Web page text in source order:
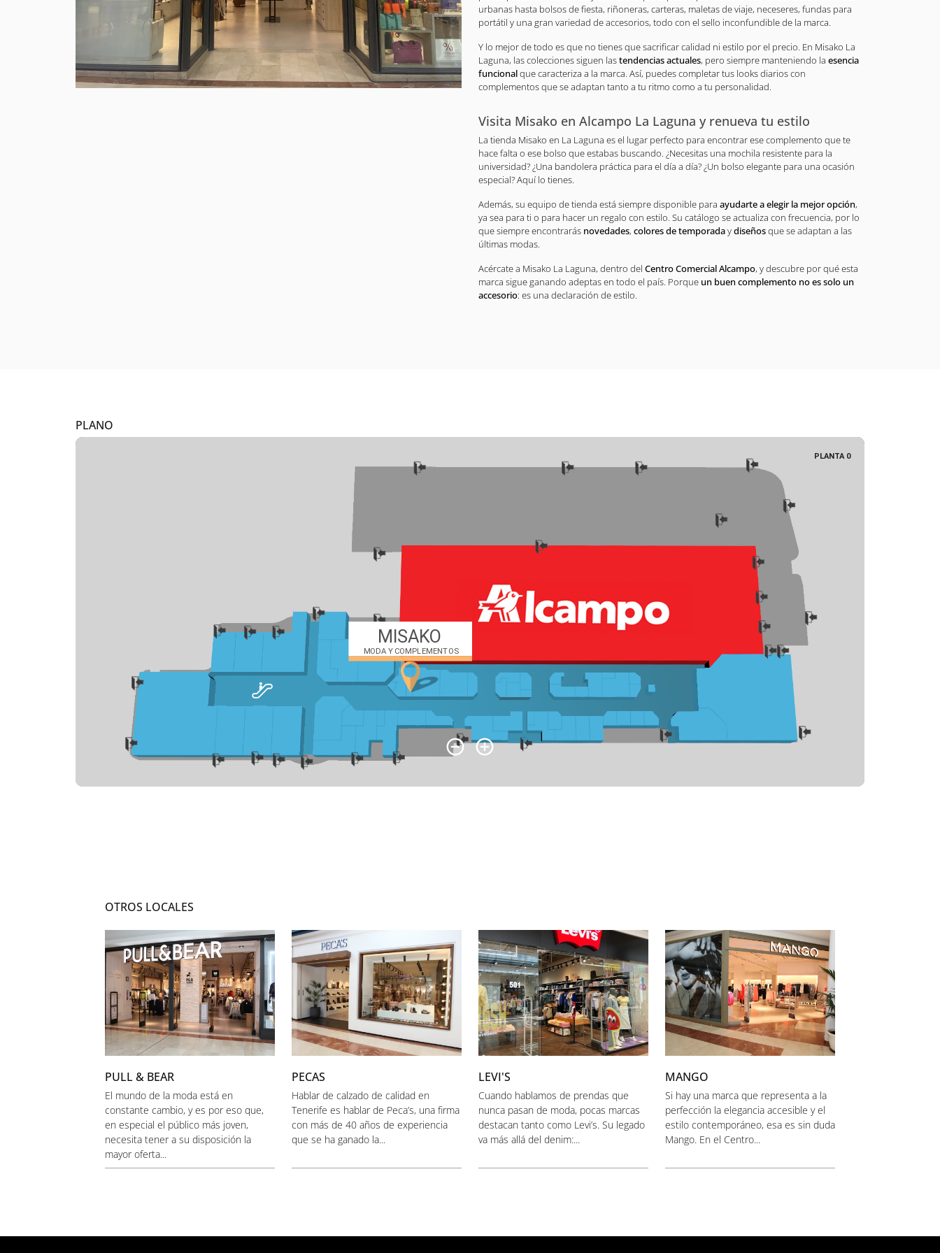
urbanas hasta bolsos de fiesta, riñoneras, carteras, maletas de viaje, neceseres, fundas para
portátil y una gran variedad de accesorios, todo con el sello inconfundible de la marca.
Y lo mejor de todo es que no tienes que sacrificar calidad ni estilo por el precio. En Misako La
Laguna, las colecciones siguen lastendencias actuales, pero siempre manteniendo la esencia
funcionalque caracteriza a la marca. Así, puedes completar tus looks diarios con
complementos que se adaptan tanto a tu ritmo como a tu personalidad.
Visita Misako en Alcampo La Laguna y renueva tu estilo
La tienda Misako en La Laguna es el lugar perfecto para encontrar ese complemento que te
hace falta o ese bolso que estabas buscando. ¿Necesitas una mochila resistente para la
universidad? ¿Una bandolera práctica para el día a día? ¿Un bolso elegante para una ocasión
especial? Aquí lo tienes.
Además, su equipo de tienda está siempre disponible para ayudarte a elegir la mejor opción,
ya sea para ti o para hacer un regalo con estilo. Su catálogo se actualiza con frecuencia, por lo
que siempre encontrarás novedades, colores de temporadaydiseñosque se adaptan a las
últimas modas.
Acércate a Misako La Laguna, dentro del Centro Comercial Alcampo, y descubre por qué esta
marca sigue ganando adeptas en todo el país. Porque un buen complemento no es solo un
accesorio: es una declaración de estilo.
PLANO
OTROS LOCALES
PULL & BEAR
El mundo de la moda está en
constante cambio, y es por eso que,
en especial el público más joven,
necesita tener a su disposición la
mayor oferta...
PECAS
Hablar de calzado de calidad en
Tenerife es hablar de Peca’s, una firma
con más de 40 años de experiencia
que se ha ganado la...
LEVI'S
Cuando hablamos de prendas que
nunca pasan de moda, pocas marcas
destacan tanto como Levi’s. Su legado
va más allá del denim:...
MANGO
Si hay una marca que representa a la
perfección la elegancia accesible y el
estilo contemporáneo, esa es sin duda
Mango. En el Centro...